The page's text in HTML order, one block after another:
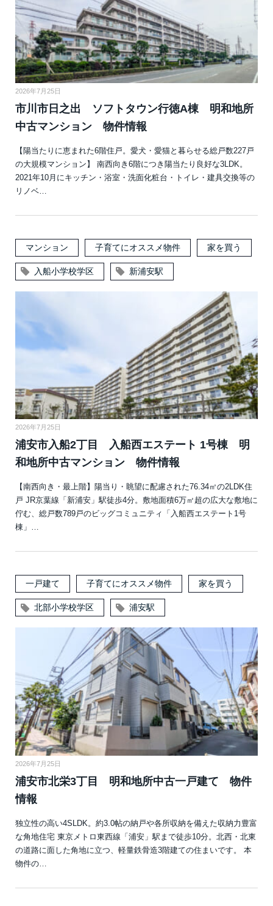
2026年7月25日
市川市日之出 ソフトタウン行徳A棟 明和地所
中古マンション 物件情報
【陽当たりに恵まれた6階住戸。愛犬・愛猫と暮らせる総戸数227戸
の大規模マンション】 南西向き6階につき陽当たり良好な3LDK。
2021年10月にキッチン・浴室・洗面化粧台・トイレ・建具交換等の
リノベ…
マンション 子育てにオススメ物件 家を買う
入船小学校学区 新浦安駅
2026年7月25日
浦安市入船2丁目 入船西エステート 1号棟 明
和地所中古マンション 物件情報
【南西向き・最上階】陽当り・眺望に配慮された76.34㎡の2LDK住
戸 JR京葉線「新浦安」駅徒歩4分。敷地面積6万㎡超の広大な敷地に
佇む、総戸数789戸のビッグコミュニティ「入船西エステート1号
棟」…
一戸建て 子育てにオススメ物件 家を買う
北部小学校学区 浦安駅
2026年7月25日
浦安市北栄3丁目 明和地所中古一戸建て 物件
情報
独立性の高い4SLDK。約3.0帖の納戸や各所収納を備えた収納力豊富
な角地住宅 東京メトロ東西線「浦安」駅まで徒歩10分。北西・北東
の道路に面した角地に立つ、軽量鉄骨造3階建ての住まいです。 本
物件の…